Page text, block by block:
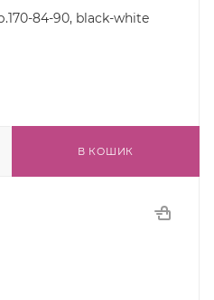
84-90, black-white
В КОШИК